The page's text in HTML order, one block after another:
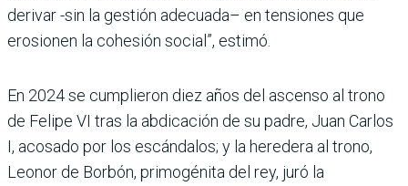
derivar -sin la gestión adecuada– en tensiones que
erosionen la cohesión social”, estimó.
En 2024 se cumplieron diez años del ascenso al trono
de Felipe VI tras la abdicación de su padre, Juan Carlos
I, acosado por los escándalos; y la heredera al trono,
Leonor de Borbón, primogénita del rey, juró la